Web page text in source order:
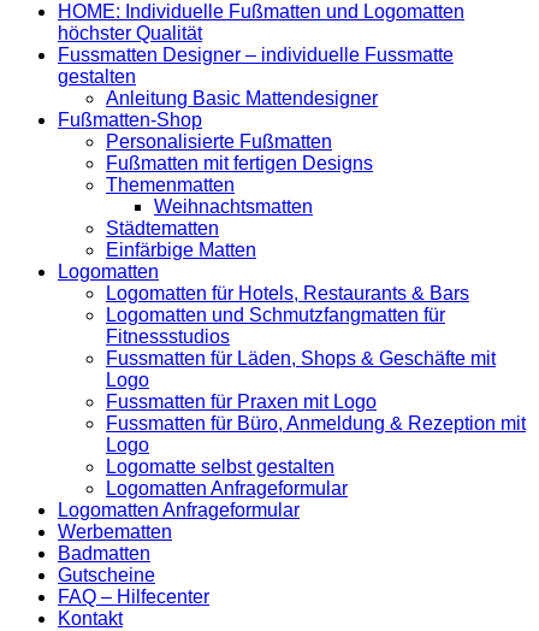
HOME: Individuelle Fußmatten und Logomatten
höchster Qualität
Fussmatten Designer – individuelle Fussmatte
gestalten
Anleitung Basic Mattendesigner
Fußmatten-Shop
Personalisierte Fußmatten
Fußmatten mit fertigen Designs
Themenmatten
Weihnachtsmatten
Städtematten
Einfärbige Matten
Logomatten
Logomatten für Hotels, Restaurants & Bars
Logomatten und Schmutzfangmatten für
Fitnessstudios
Fussmatten für Läden, Shops & Geschäfte mit
Logo
Fussmatten für Praxen mit Logo
Fussmatten für Büro, Anmeldung & Rezeption mit
Logo
Logomatte selbst gestalten
Logomatten Anfrageformular
Logomatten Anfrageformular
Werbematten
Badmatten
Gutscheine
FAQ – Hilfecenter
Kontakt